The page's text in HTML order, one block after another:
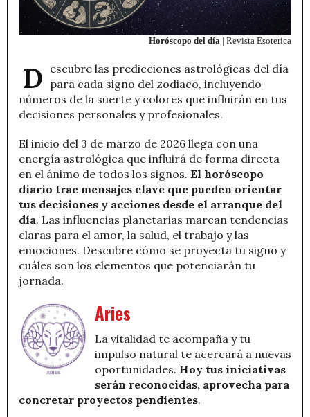
Horóscopo del día | Revista Esoterica
Descubre las predicciones astrológicas del día para cada signo del zodiaco, incluyendo
números de la suerte y colores que influirán en tus
decisiones personales y profesionales.
El inicio del 3 de marzo de 2026 llega con una
energía astrológica que influirá de forma directa
en el ánimo de todos los signos. El horóscopo
diario trae mensajes clave que pueden orientar
tus decisiones y acciones desde el arranque del
día. Las influencias planetarias marcan tendencias
claras para el amor, la salud, el trabajo y las
emociones. Descubre cómo se proyecta tu signo y
cuáles son los elementos que potenciarán tu
jornada.
Aries
La vitalidad te acompaña y tu
impulso natural te acercará a nuevas
oportunidades. Hoy tus iniciativas
serán reconocidas, aprovecha para
concretar proyectos pendientes.